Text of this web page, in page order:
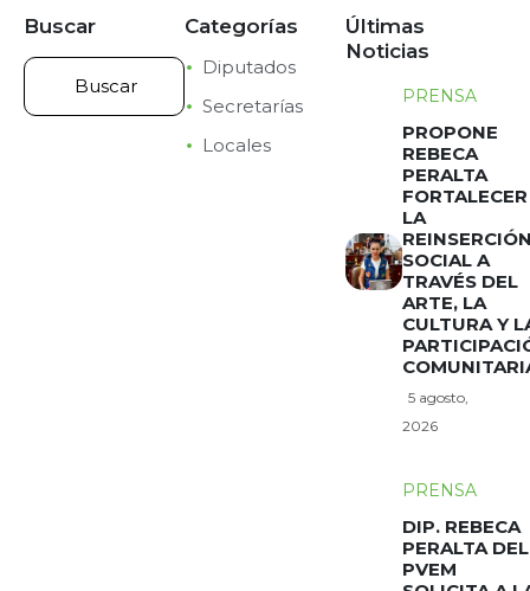
Buscar Categorías
Diputados
Secretarías
Locales
Últimas
Noticias
PRENSA
PROPONE
REBECA
PERALTA
FORTALECER
LA
SOCIAL A
TRAVÉS DEL
ARTE, LA
CULTURA Y
5 agosto,
2026
PRENSA
DIP. REBECA
PERALTA DEL
PVEM